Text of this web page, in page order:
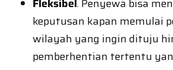
Fleksibel. Penyewa bisa
keputusan kapan memulai
wilayah yang ingin dituju
pemberhentian tertentu